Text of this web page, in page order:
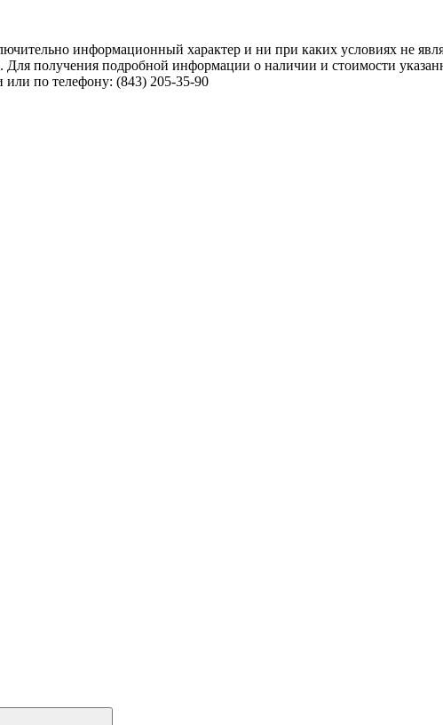
информационный характер и ни при каких условиях не
Для получения подробной информации о наличии и стоимости
по телефону: (843) 205-35-90